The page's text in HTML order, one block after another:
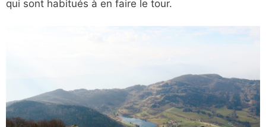
qui sont habitués à en faire le tour.